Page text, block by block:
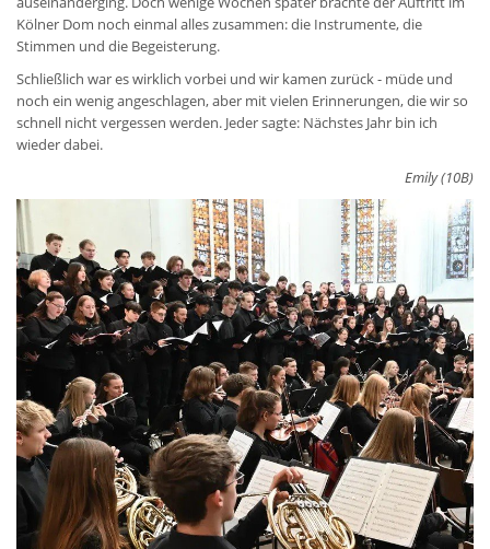
Kölner Dom noch einmal alles zusammen: die Instrumente, die
Stimmen und die Begeisterung.
Schließlich war es wirklich vorbei und wir kamen zurück - müde und
noch ein wenig angeschlagen, aber mit vielen Erinnerungen, die wir so
schnell nicht vergessen werden. Jeder sagte: Nächstes Jahr bin ich
wieder dabei.
Emily (10B)